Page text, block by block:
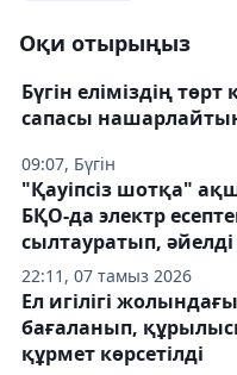
Оқи отырыңыз
09:07, Бүгін
Бүгін еліміздің
сапасы
22:11, 07 тамыз 2026
"Қауіпсіз шотқа"
БҚО-да электр
сылтауратып,
Ел игілігі
бағаланып,
құрмет көрсетілді